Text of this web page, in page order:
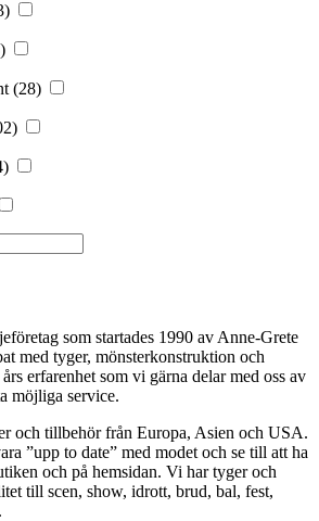
(28)
som startades 1990 av Anne-Grete
med tyger, mönsterkonstruktion och
erfarenhet som vi gärna delar med oss av
möjliga service.
och tillbehör från Europa, Asien och USA.
”upp to date” med modet och se till att ha
och på hemsidan. Vi har tyger och
till scen, show, idrott, brud, bal, fest,